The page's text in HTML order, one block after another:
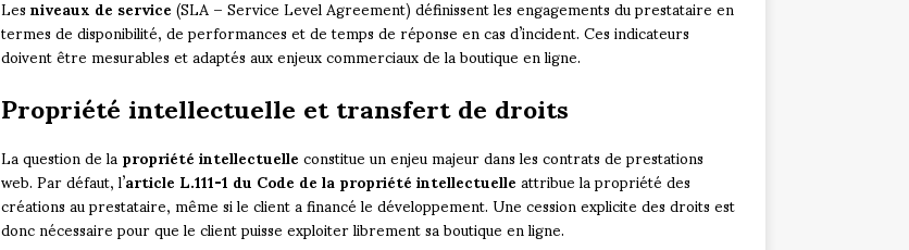
termes de disponibilité, de performances et de temps de réponse en cas d’incident. Ces indicateurs
doivent être mesurables et adaptés aux enjeux commerciaux de la boutique en ligne.
Propriété intellectuelle et transfert de droits
La question de lapropriété intellectuelleconstitue un enjeu majeur dans les contrats de prestations
web. Par défaut, l’article L.111-1 du Code de la propriété intellectuelleattribue la propriété des
créations au prestataire, même si le client a financé le développement. Une cession explicite des droits est
donc nécessaire pour que le client puisse exploiter librement sa boutique en ligne.